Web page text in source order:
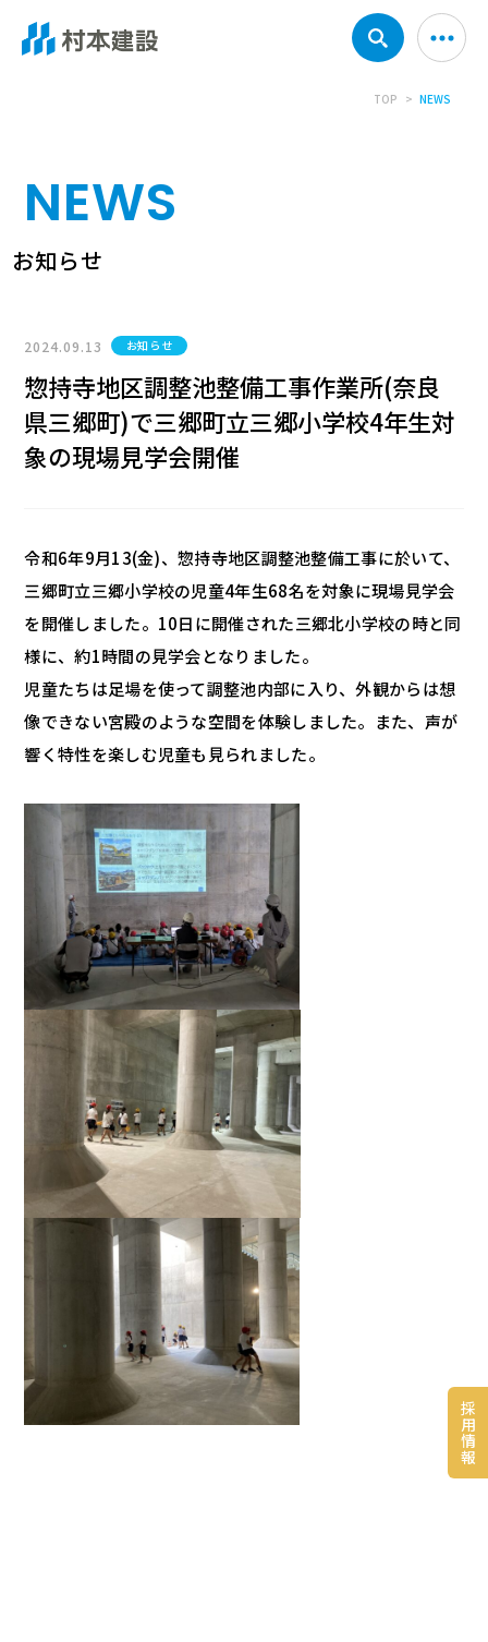
採
用
情
報
TOP NEWS
NEWS
お知らせ
2024.09.13 お知らせ
惣持寺地区調整池整備工事作業所(奈良
県三郷町)で三郷町立三郷小学校4年生対
象の現場見学会開催
令和6年9月13(金)、惣持寺地区調整池整備工事に於いて、
三郷町立三郷小学校の児童4年生68名を対象に現場見学会
を開催しました。10日に開催された三郷北小学校の時と同
様に、約1時間の見学会となりました。
児童たちは足場を使って調整池内部に入り、外観からは想
像できない宮殿のような空間を体験しました。また、声が
響く特性を楽しむ児童も見られました。